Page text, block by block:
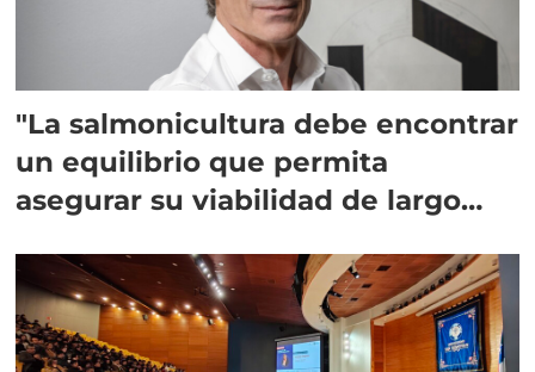
"La salmonicultura debe encontrar
un equilibrio que permita
asegurar su viabilidad de largo